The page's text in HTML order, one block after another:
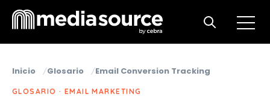
Open
Open search
Inicio Glosario Email Conversion Tracking
GLOSARIO · EMAIL MARKETING